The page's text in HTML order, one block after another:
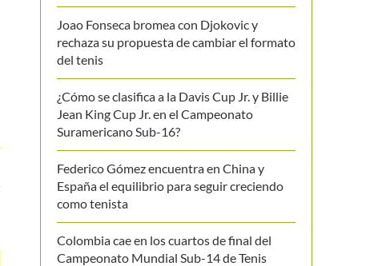
Joao Fonseca bromea con Djokovic y
rechaza su propuesta de cambiar el formato
del tenis
¿Cómo se clasifica a la Davis Cup Jr. y Billie
Jean King Cup Jr. en el Campeonato
Suramericano Sub-16?
Federico Gómez encuentra en China y
España el equilibrio para seguir creciendo
como tenista
Colombia cae en los cuartos de final del
Campeonato Mundial Sub-14 de Tenis